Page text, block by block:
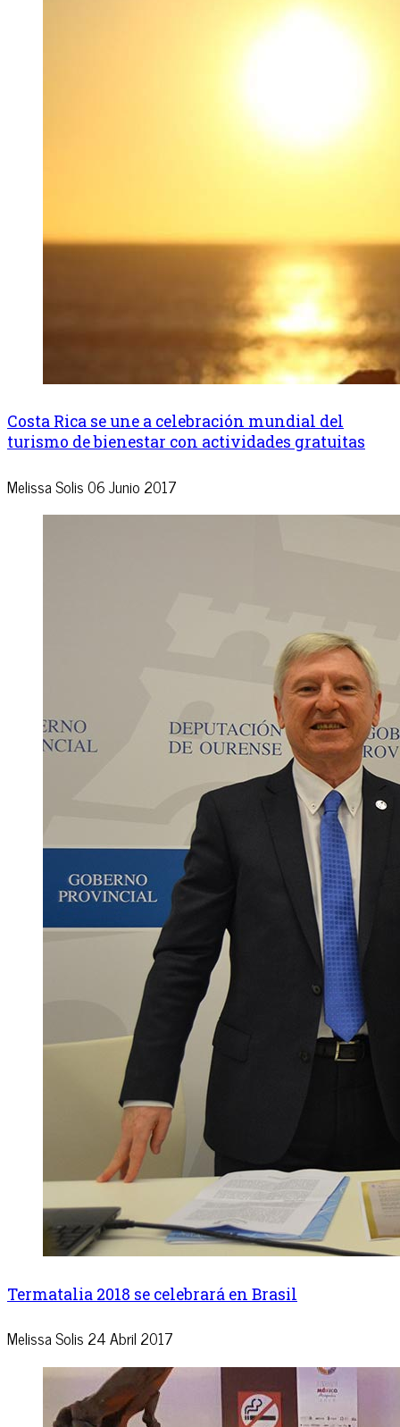
Costa Rica se une a celebración mundial del
turismo de bienestar con actividades gratuitas
Melissa Solis06 Junio 2017
Termatalia 2018 se celebrará en Brasil
Melissa Solis 24 Abril 2017